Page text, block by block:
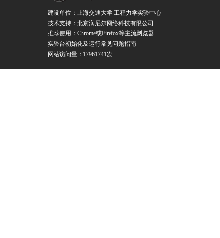
建设单位：上海交通大学 工程力学实验中心
技术支持： 北京润尼尔网络科技有限公司
推荐使用：Chrome或Firefox等主流浏览器
实验台初始化及运行常见问题指南
网站访问量：17961741次